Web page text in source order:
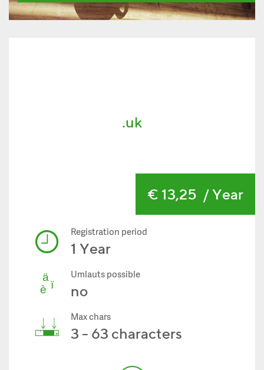
.uk
€ 13,25 / Year
Registration period
1 Year
Umlauts possible
no
Max chars
3 - 63 characters